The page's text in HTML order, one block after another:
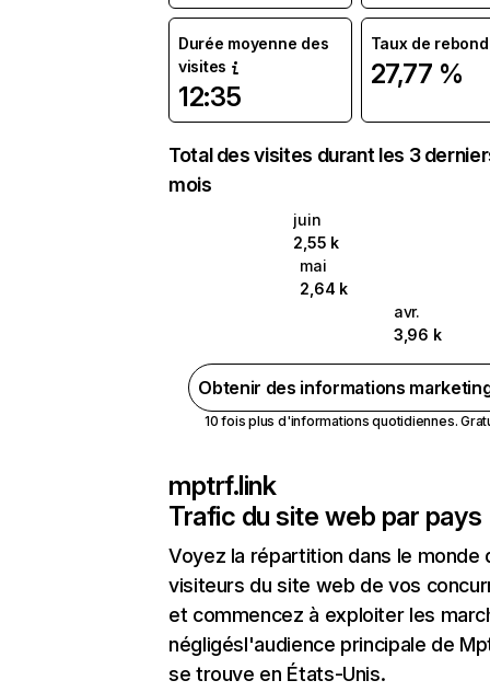
Durée moyenne des
visites
12:35
Taux de rebond
27,77 %
Total des visites durant les 3
mois
juin
2,55 k
mai
2,64 k
avr.
3,96 k
Obtenir des informations
10 fois plus d'informations quotidiennes.
mptrf.link
Trafic du site web par pays
Voyez la répartition dans le monde
visiteurs du site web de vos
et commencez à exploiter les
négligésl'audience principale de
se trouve en États-Unis.